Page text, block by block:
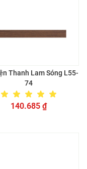
Thanh Lam Sóng L55-
74
140.685 ₫